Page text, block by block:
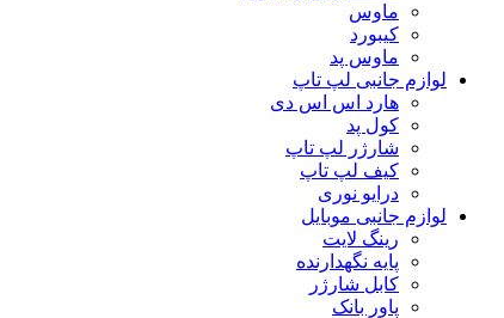
ماوس
کیبورد
ماوس پد
لوازم جانبی لپ تاپ
هارد اس اس دی
کول پد
شارژر لپ تاپ
کیف لپ تاپ
درایو نوری
لوازم جانبی موبایل
رینگ لایت
پایه نگهدارنده
کابل شارژر
پاور بانک